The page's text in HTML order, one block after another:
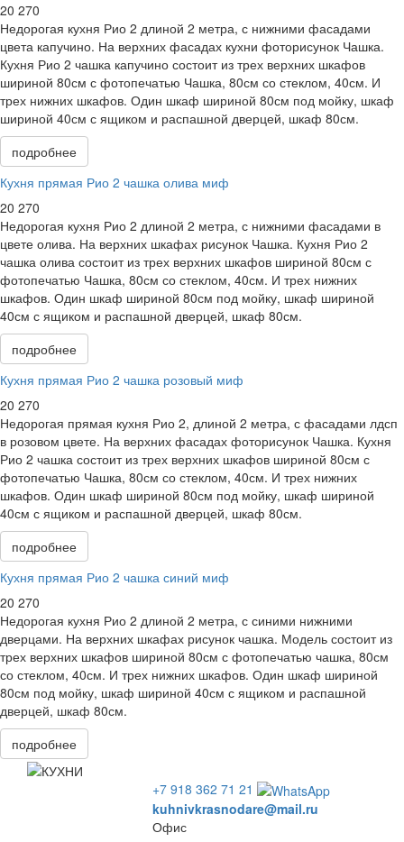
20 270
Недорогая кухня Рио 2 длиной 2 метра, с нижними фасадами
цвета капучино. На верхних фасадах кухни фоторисунок Чашка.
Кухня Рио 2 чашка капучино состоит из трех верхних шкафов
шириной 80см с фотопечатью Чашка, 80см со стеклом, 40см. И
трех нижних шкафов. Один шкаф шириной 80см под мойку, шкаф
шириной 40см с ящиком и распашной дверцей, шкаф 80см.
подробнее
Кухня прямая Рио 2 чашка олива миф
20 270
Недорогая кухня Рио 2 длиной 2 метра, с нижними фасадами в
цвете олива. На верхних шкафах рисунок Чашка. Кухня Рио 2
чашка олива состоит из трех верхних шкафов шириной 80см с
фотопечатью Чашка, 80см со стеклом, 40см. И трех нижних
шкафов. Один шкаф шириной 80см под мойку, шкаф шириной
40см с ящиком и распашной дверцей, шкаф 80см.
подробнее
Кухня прямая Рио 2 чашка розовый миф
20 270
Недорогая прямая кухня Рио 2, длиной 2 метра, с фасадами лдсп
в розовом цвете. На верхних фасадах фоторисунок Чашка. Кухня
Рио 2 чашка состоит из трех верхних шкафов шириной 80см с
фотопечатью Чашка, 80см со стеклом, 40см. И трех нижних
шкафов. Один шкаф шириной 80см под мойку, шкаф шириной
40см с ящиком и распашной дверцей, шкаф 80см.
подробнее
Кухня прямая Рио 2 чашка синий миф
20 270
Недорогая кухня Рио 2 длиной 2 метра, с синими нижними
дверцами. На верхних шкафах рисунок чашка. Модель состоит из
трех верхних шкафов шириной 80см с фотопечатью чашка, 80см
со стеклом, 40см. И трех нижних шкафов. Один шкаф шириной
80см под мойку, шкаф шириной 40см с ящиком и распашной
дверцей, шкаф 80см.
подробнее
+7 918 362 71 21
kuhnivkrasnodare@mail.ru
Офис